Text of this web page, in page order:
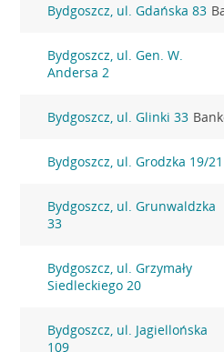
Bydgoszcz, ul. Gdańska 83
Bydgoszcz, ul. Gen. W.
Andersa 2
Bydgoszcz, ul. Glinki 33
Bydgoszcz, ul. Grodzka 19/21
Bydgoszcz, ul. Grunwaldzka
33
Bydgoszcz, ul. Grzymały
Siedleckiego 20
Bydgoszcz, ul. Jagiellońska
109